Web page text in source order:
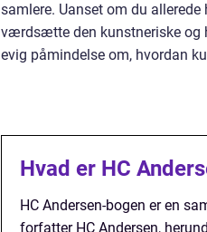
samlere. Uanset om du
værdsætte den kunstneriske og
evig påmindelse om, hvordan
Hvad er HC
HC Andersen-bogen er en
forfatter HC Andersen,